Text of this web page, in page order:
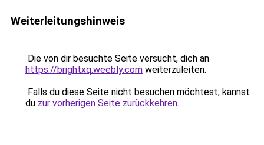
Weiterleitungshinweis
Die von dir besuchte Seite versucht, dich an
https://brightxq.weebly.com weiterzuleiten.
Falls du diese Seite nicht besuchen möchtest, kannst
du zur vorherigen Seite zurückkehren.